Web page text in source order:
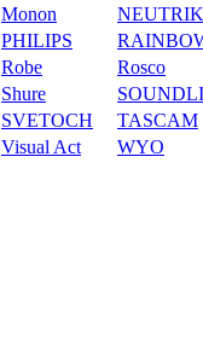
Monon
NEUTRIK
PHILIPS
Robe
Rosco
Shure
SVETOCH
TASCAM
Visual Act WYO